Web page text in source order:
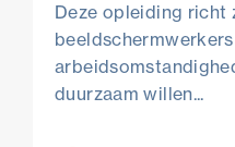
Deze opleiding richt
duurzaam willen...